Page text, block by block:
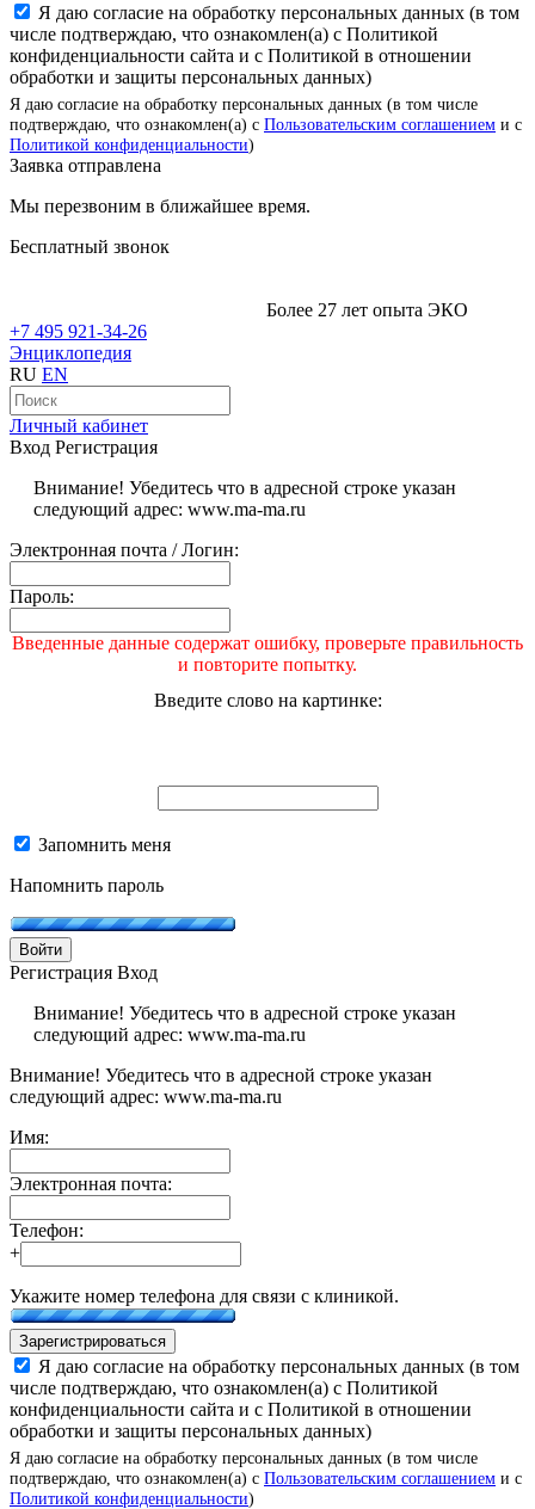
Я даю согласие на обработку персональных данных (в том
числе подтверждаю, что ознакомлен(а) с Политикой
конфиденциальности сайта и с Политикой в отношении
обработки и защиты персональных данных)
Я даю согласие на обработку персональных данных (в том числе
подтверждаю, что ознакомлен(а) с Пользовательским соглашением и с
Политикой конфиденциальности)
Заявка отправлена
Мы перезвоним в ближайшее время.
Бесплатный звонок
Более 27 лет опыта ЭКО
+7 495 921-34-26
Энциклопедия
RU EN
Личный кабинет
Вход Регистрация
Внимание! Убедитесь что в адресной строке указан
следующий адрес: www.ma-ma.ru
Электронная почта / Логин:
Пароль:
Введенные данные содержат ошибку, проверьте правильность
и повторите попытку.
Введите слово на картинке:
Запомнить меня
Напомнить пароль
Войти
Регистрация Вход
Внимание! Убедитесь что в адресной строке указан
следующий адрес: www.ma-ma.ru
Внимание! Убедитесь что в адресной строке указан
следующий адрес: www.ma-ma.ru
Имя:
Электронная почта:
Телефон:
+
Укажите номер телефона для связи с клиникой.
Зарегистрироваться
Я даю согласие на обработку персональных данных (в том
числе подтверждаю, что ознакомлен(а) с Политикой
конфиденциальности сайта и с Политикой в отношении
обработки и защиты персональных данных)
Я даю согласие на обработку персональных данных (в том числе
подтверждаю, что ознакомлен(а) с Пользовательским соглашением и с
Политикой конфиденциальности)